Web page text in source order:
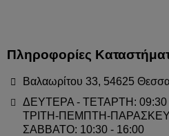
Πληροφορίες
Βαλαωρίτου 33, 54625
ΔΕΥΤΕΡΑ - ΤΕΤΑΡΤΗ: 09:30
ΤΡΙΤΗ-ΠΕΜΠΤΗ-
ΣΑΒΒΑΤΟ: 10:30 - 16:00